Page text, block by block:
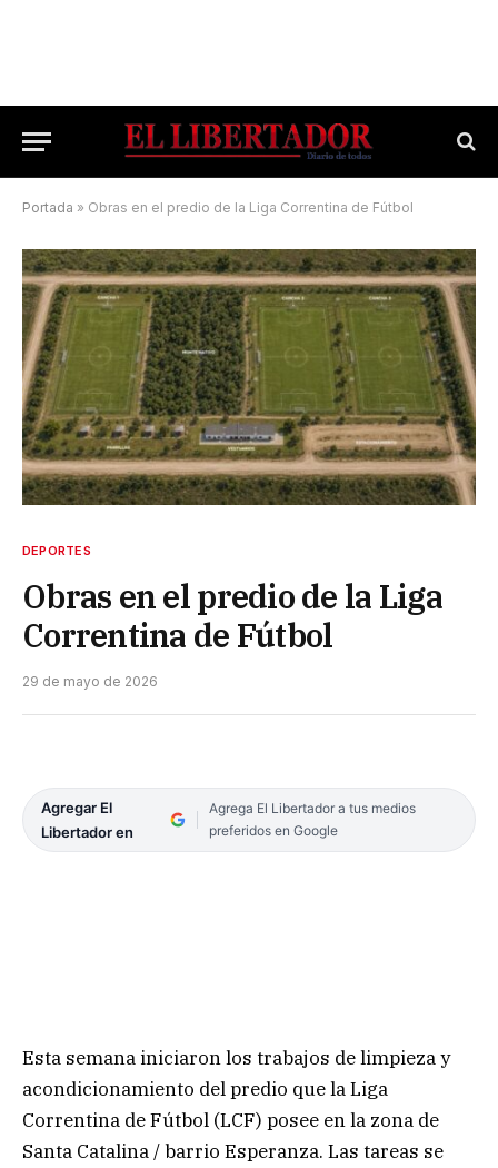
Portada » Obras en el predio de la Liga Correntina de Fútbol
DEPORTES
Obras en el predio de la Liga
Correntina de Fútbol
29 de mayo de 2026
Agregar El
Libertador en
Agrega El Libertador a tus medios
preferidos en Google
Esta semana iniciaron los trabajos de limpieza y
acondicionamiento del predio que la Liga
Correntina de Fútbol (LCF) posee en la zona de
Santa Catalina / barrio Esperanza. Las tareas se